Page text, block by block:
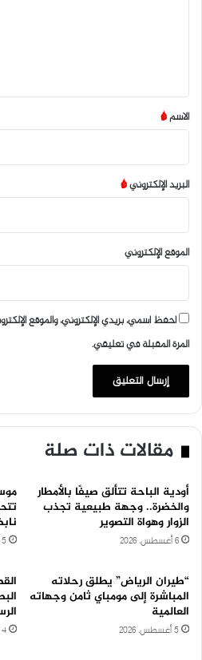
*
الاسم*
البريد الإلكتروني*
الموقع الإلكتروني
احفظ اسمي، بريدي الإلكتروني، والموقع
المرة المقبلة في تعليقي.
مقالات ذات صلة
أودية الباحة تتألق صيفًا بالأمطار
والخضرة.. وجهة طبيعية تجذب
الزوار وهواة التصوير
6 أغسطس، 2026 5 أغسطس، 2026
“طيران الرياض” يطلق رحلاته
المباشرة إلى مومباي ثامن وجهاته
العالمية
5 أغسطس، 2026 4 أغسطس، 2026